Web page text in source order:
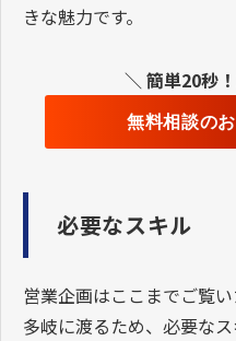
きな魅力です。
＼ 簡単20秒
無料相談の
必要なスキル
営業企画はここまでご覧
多岐に渡るため、必要な